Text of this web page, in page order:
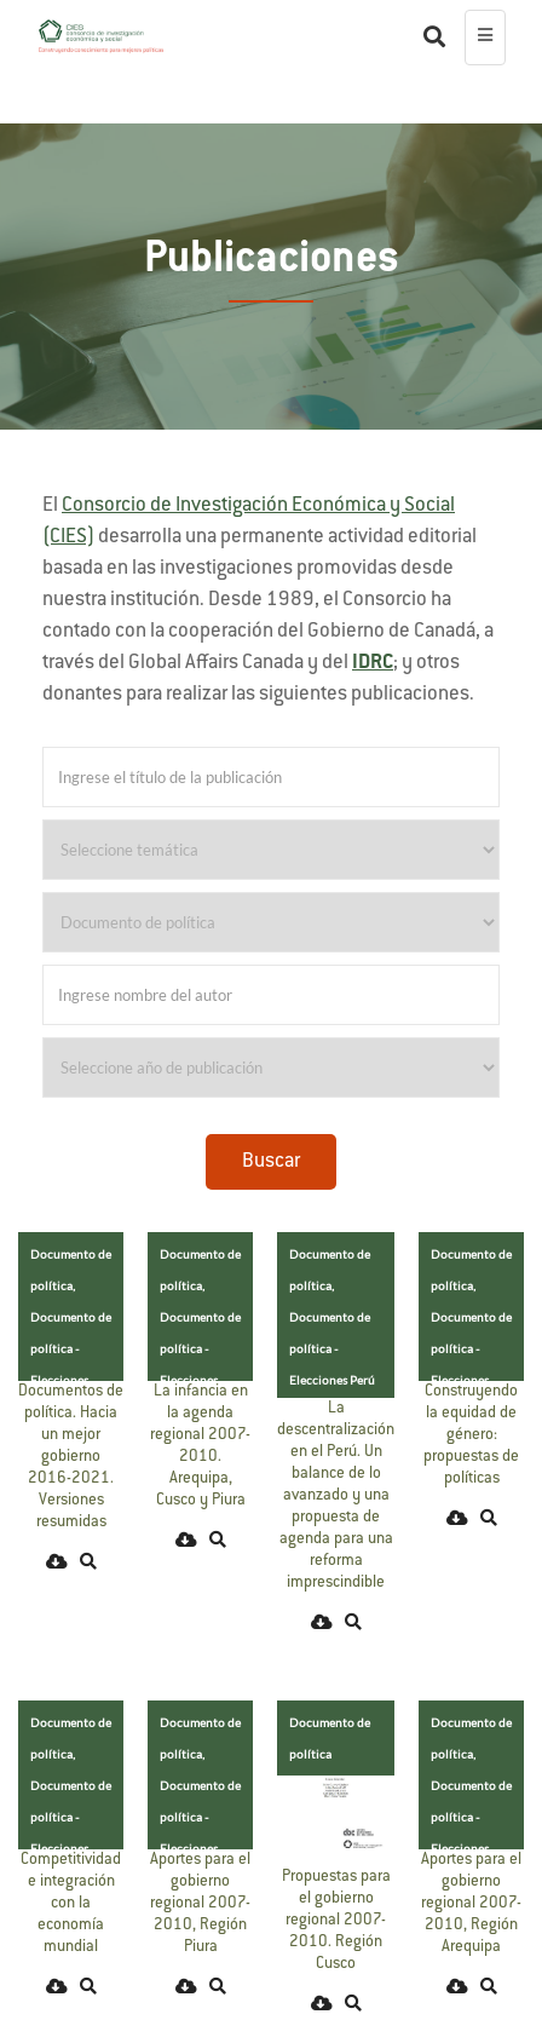
Publicaciones
El Consorcio de Investigación Económica y Social
(CIES)
desarrolla una permanente actividad editorial
basada en las investigaciones promovidas desde
nuestra institución. Desde 1989, el Consorcio ha
contado con la cooperación del Gobierno de Canadá, a
través del Global Affairs Canada y del
IDRC; y otros
donantes para realizar las siguientes publicaciones.
Buscar
Documento de
política,
Documento de
política -
Elecciones
Perú
Documentos de
política. Hacia
un mejor
gobierno
2016-2021.
Versiones
resumidas
Documento de
política,
Documento de
política -
Elecciones
Perú
La infancia en
la agenda
regional 2007-
2010.
Arequipa,
Cusco y Piura
Documento de
política,
Documento de
política -
Elecciones Perú
La
descentralización
en el Perú. Un
balance de lo
avanzado y una
propuesta de
agenda para una
reforma
imprescindible
Documento de
política,
Documento de
política -
Elecciones
Perú
Construyendo
la equidad de
género:
propuestas de
políticas
Documento de
política,
Documento de
política -
Elecciones
Perú
Competitividad
e integración
con la
economía
mundial
Documento de
política,
Documento de
política -
Elecciones
Perú
Aportes para el
gobierno
regional 2007-
2010, Región
Piura
Documento de
política
Propuestas para
el gobierno
regional 2007-
2010. Región
Cusco
Documento de
política,
Documento de
política -
Elecciones
Perú
Aportes para el
gobierno
regional 2007-
2010, Región
Arequipa